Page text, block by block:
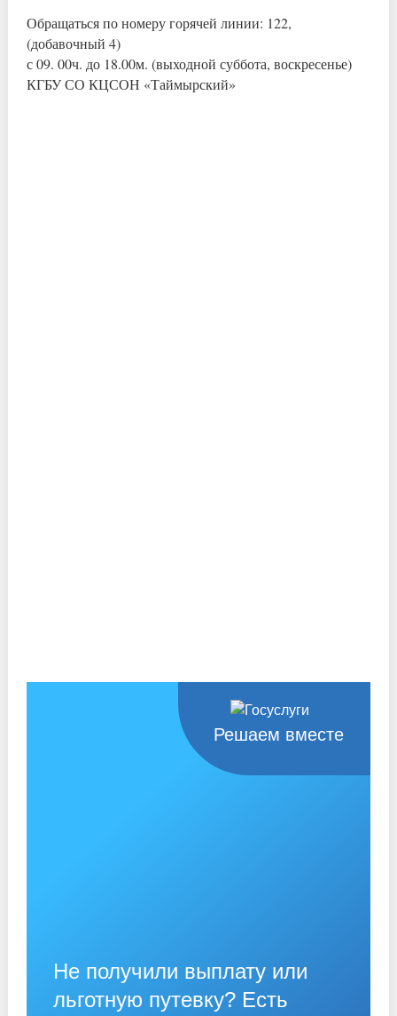
Обращаться по номеру горячей линии: 122,
(добавочный 4)
с 09. 00ч. до 18.00м. (выходной суббота, воскресенье)
КГБУ СО КЦСОН «Таймырский»
Решаем вместе
Не получили выплату или
льготную путевку? Есть